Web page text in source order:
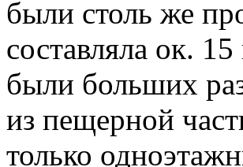
были столь же
составляла ок.
были больших
из пещерной
только